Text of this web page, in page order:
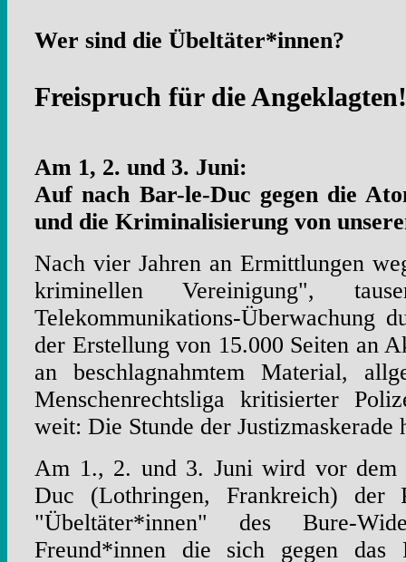
Wer sind die Übeltäter*innen?
Freispruch für die Angeklagten!
Am 1, 2. und 3. Juni:
Auf nach Bar-le-Duc gegen die
und die Kriminalisierung von
Nach vier Jahren an Ermittlungen
kriminellen Vereinigung",
Telekommunikations-Überwachung
der Erstellung von 15.000 Seiten an
an beschlagnahmtem Material,
Menschenrechtsliga kritisierter
weit: Die Stunde der Justizmaskerade
Am 1., 2. und 3. Juni wird vor dem
Duc (Lothringen, Frankreich) der
"Übeltäter*innen" des Bure-
Freund*innen die sich gegen das